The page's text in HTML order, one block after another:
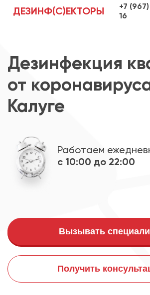
ДЕЗИНФ(С)ЕКТОРЫ
+7
16
Дезинфекция
от
Калуге
Работаем
с 10:00 до 22:00
Вызывать
Получить